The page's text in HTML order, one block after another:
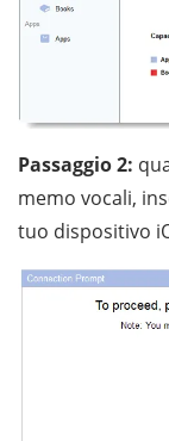
Passaggio 2:
memo vocali,
tuo dispositivo